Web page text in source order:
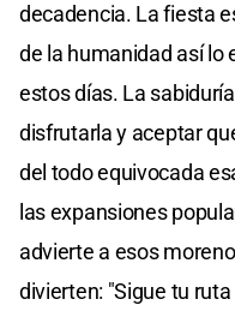
decadencia. La fiesta
de la humanidad así lo
estos días. La
disfrutarla y aceptar
del todo equivocada
las expansiones
advierte a esos
divierten: "Sigue tu